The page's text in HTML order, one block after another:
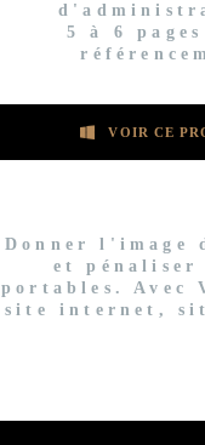
5 à 6 pages
VOIR CE
Donner
et
portables. Avec
site internet,